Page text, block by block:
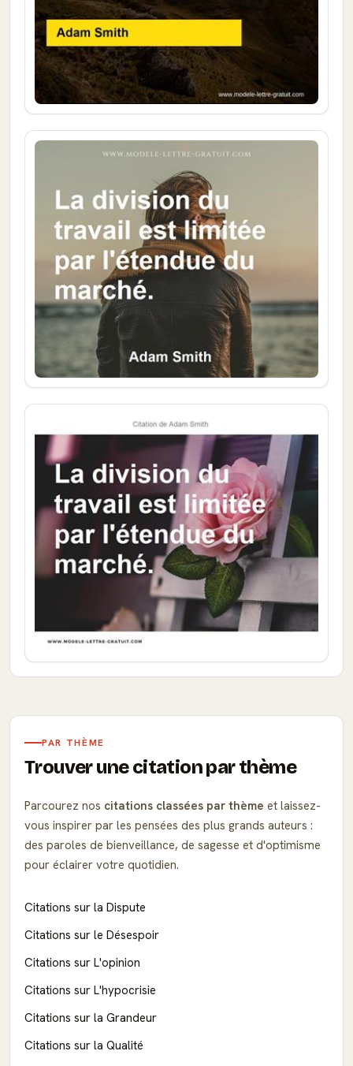
PAR THÈME
Trouver une citation par thème
Parcourez nos citations classées par thème et laissez-
vous inspirer par les pensées des plus grands auteurs :
des paroles de bienveillance, de sagesse et d'optimisme
pour éclairer votre quotidien.
Citations sur la Dispute
Citations sur le Désespoir
Citations sur L'opinion
Citations sur L'hypocrisie
Citations sur la Grandeur
Citations sur la Qualité